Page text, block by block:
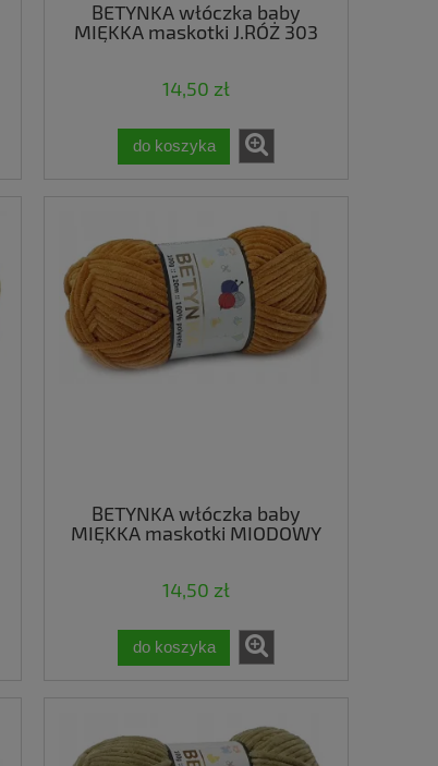
BETYNKA włóczka baby
MIĘKKA maskotki J.RÓŻ 303
14,50 zł
do koszyka
BETYNKA włóczka baby
MIĘKKA maskotki MIODOWY
14,50 zł
do koszyka